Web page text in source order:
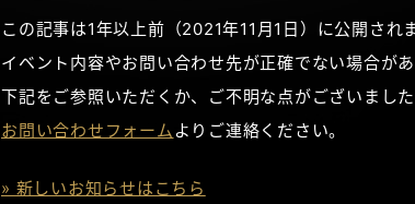
この記事は1年以上前（2021年11月1日）に公開され
イベント内容やお問い合わせ先が正確でない場合があ
下記をご参照いただくか、ご不明な点がございまし
お問い合わせフォーム よりご連絡ください。
» 新しいお知らせはこちら